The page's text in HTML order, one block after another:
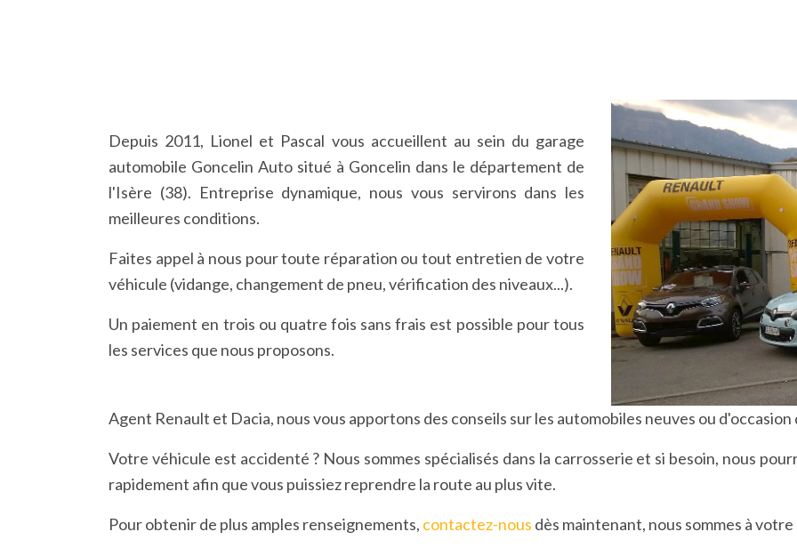
Depuis 2011, Lionel et Pascal vous accueillent au sein du garage
automobile Goncelin Auto situé à Goncelin dans le département de
l'Isère (38). Entreprise dynamique, nous vous servirons dans les
meilleures conditions.
Faites appel à nous pour toute réparation ou tout entretien de votre
véhicule (vidange, changement de pneu, vérification des niveaux...).
Un paiement en trois ou quatre fois sans frais est possible pour tous
les services que nous proposons.
Agent Renault et Dacia, nous vous apportons des conseils sur les automobiles neuves ou d'occasion
Votre véhicule est accidenté ? Nous sommes spécialisés dans la carrosserie et si besoin, nous
rapidement afin que vous puissiez reprendre la route au plus vite.
Pour obtenir de plus amples renseignements, contactez-nous dès maintenant, nous sommes à